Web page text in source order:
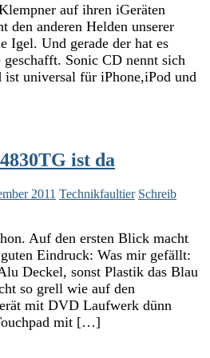
auf ihren iGeräten
den anderen Helden unserer
Igel. Und gerade der hat es
geschafft. Sonic CD nennt sich
universal für iPhone,iPod und
ist da
2011 Technikfaultier Schreib
Auf den ersten Blick macht
Eindruck: Was mir gefällt:
Deckel, sonst Plastik das Blau
so grell wie auf den
mit DVD Laufwerk dünn
mit […]